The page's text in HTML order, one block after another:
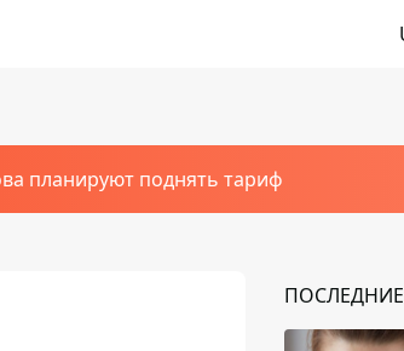
планируют поднять тариф